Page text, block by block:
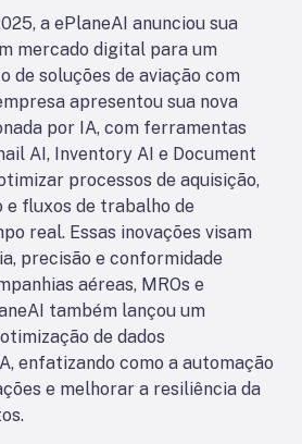
a ePlaneAI anunciou sua
mercado digital para um
de soluções de aviação com
apresentou sua nova
por IA, com ferramentas
AI, Inventory AI e Document
processos de aquisição,
e fluxos de trabalho de
real. Essas inovações visam
precisão e conformidade
aéreas, MROs e
também lançou um
de dados
enfatizando como a automação
e melhorar a resiliência da